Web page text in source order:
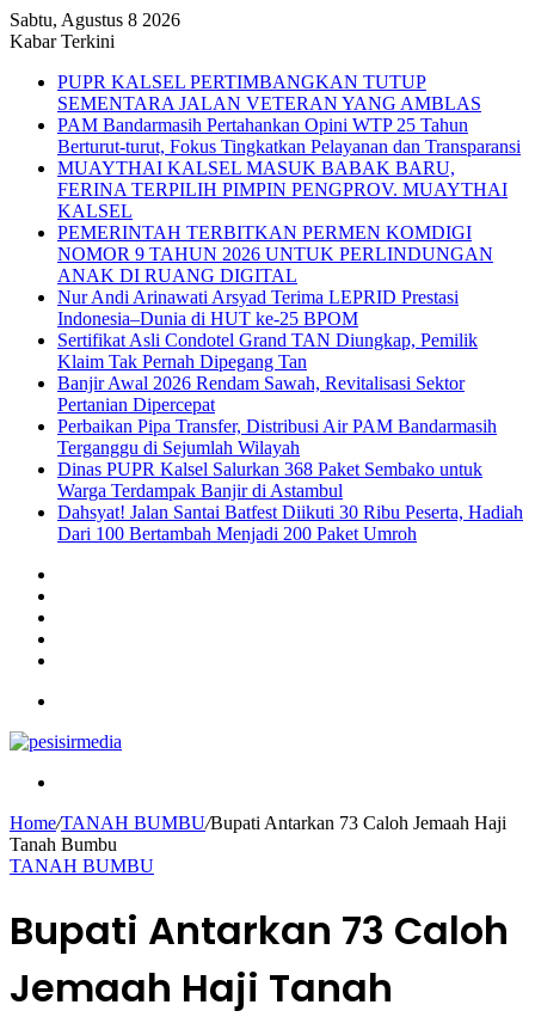
Sabtu, Agustus 8 2026
Kabar Terkini
PUPR KALSEL PERTIMBANGKAN TUTUP
SEMENTARA JALAN VETERAN YANG AMBLAS
PAM Bandarmasih Pertahankan Opini WTP 25 Tahun
Berturut-turut, Fokus Tingkatkan Pelayanan dan Transparansi
MUAYTHAI KALSEL MASUK BABAK BARU,
FERINA TERPILIH PIMPIN PENGPROV. MUAYTHAI
KALSEL
PEMERINTAH TERBITKAN PERMEN KOMDIGI
NOMOR 9 TAHUN 2026 UNTUK PERLINDUNGAN
ANAK DI RUANG DIGITAL
Nur Andi Arinawati Arsyad Terima LEPRID Prestasi
Indonesia–Dunia di HUT ke-25 BPOM
Sertifikat Asli Condotel Grand TAN Diungkap, Pemilik
Klaim Tak Pernah Dipegang Tan
Banjir Awal 2026 Rendam Sawah, Revitalisasi Sektor
Pertanian Dipercepat
Perbaikan Pipa Transfer, Distribusi Air PAM Bandarmasih
Terganggu di Sejumlah Wilayah
Dinas PUPR Kalsel Salurkan 368 Paket Sembako untuk
Warga Terdampak Banjir di Astambul
Dahsyat! Jalan Santai Batfest Diikuti 30 Ribu Peserta, Hadiah
Dari 100 Bertambah Menjadi 200 Paket Umroh
Home/TANAH BUMBU/Bupati Antarkan 73 Caloh Jemaah Haji
Tanah Bumbu
TANAH BUMBU
Bupati Antarkan 73 Caloh
Jemaah Haji Tanah